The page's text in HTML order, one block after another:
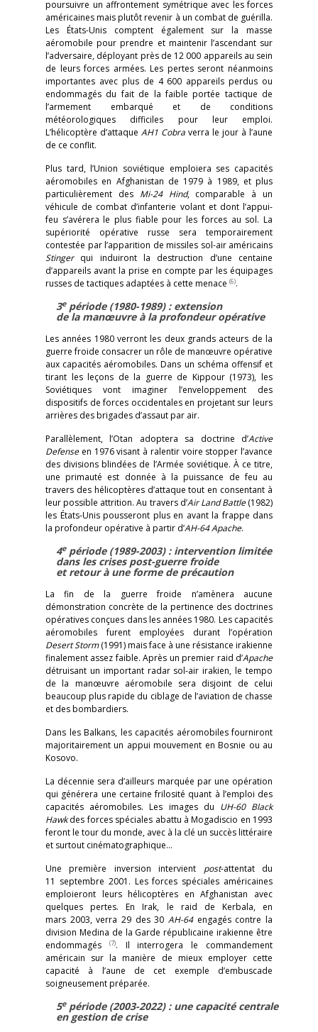
poursuivre un affrontement symétrique avec les forces
américaines mais plutôt revenir à un combat de guérilla.
Les États-Unis comptent également sur la masse
aéromobile pour prendre et maintenir l’ascendant sur
l’adversaire, déployant près de 12 000 appareils au sein
de leurs forces armées. Les pertes seront néanmoins
importantes avec plus de 4 600 appareils perdus ou
endommagés du fait de la faible portée tactique de
l’armement embarqué et de conditions
météorologiques difficiles pour leur emploi.
L’hélicoptère d’attaque AH1 Cobra verra le jour à l’aune
de ce conflit.
Plus tard, l’Union soviétique emploiera ses capacités
aéromobiles en Afghanistan de 1979 à 1989, et plus
particulièrement des Mi-24 Hind, comparable à un
véhicule de combat d’infanterie volant et dont l’appui-
feu s’avérera le plus fiable pour les forces au sol. La
supériorité opérative russe sera temporairement
contestée par l’apparition de missiles sol-air américains
Stingerqui induiront la destruction d’une centaine
d’appareils avant la prise en compte par les équipages
russes de tactiques adaptées à cette menace (6).
3epériode (1980-1989) : extension
de la manœuvre à la profondeur opérative
Les années 1980 verront les deux grands acteurs de la
guerre froide consacrer un rôle de manœuvre opérative
aux capacités aéromobiles. Dans un schéma offensif et
tirant les leçons de la guerre de Kippour (1973), les
Soviétiques vont imaginer l’enveloppement des
dispositifs de forces occidentales en projetant sur leurs
arrières des brigades d’assaut par air.
Parallèlement, l’Otan adoptera sa doctrine d’Active
Defense en 1976 visant à ralentir voire stopper l’avance
des divisions blindées de l’Armée soviétique. À ce titre,
une primauté est donnée à la puissance de feu au
travers des hélicoptères d’attaque tout en consentant à
leur possible attrition. Au travers d’Air Land Battle(1982)
les États-Unis pousseront plus en avant la frappe dans
la profondeur opérative à partir d’AH-64 Apache.
4epériode (1989-2003) : intervention limitée
dans les crises post-guerre froide
et retour à une forme de précaution
La fin de la guerre froide n’amènera aucune
démonstration concrète de la pertinence des doctrines
opératives conçues dans les années 1980. Les capacités
aéromobiles furent employées durant l’opération
Desert Storm(1991) mais face à une résistance irakienne
finalement assez faible. Après un premier raid d’Apache
détruisant un important radar sol-air irakien, le tempo
de la manœuvre aéromobile sera disjoint de celui
beaucoup plus rapide du ciblage de l’aviation de chasse
et des bombardiers.
Dans les Balkans, les capacités aéromobiles fourniront
majoritairement un appui mouvement en Bosnie ou au
Kosovo.
La décennie sera d’ailleurs marquée par une opération
qui générera une certaine frilosité quant à l’emploi des
capacités aéromobiles. Les images du UH-60 Black
Hawkdes forces spéciales abattu à Mogadiscio en 1993
feront le tour du monde, avec à la clé un succès littéraire
et surtout cinématographique…
Une première inversion intervient post-attentat du
11 septembre 2001. Les forces spéciales américaines
emploieront leurs hélicoptères en Afghanistan avec
quelques pertes. En Irak, le raid de Kerbala, en
mars 2003, verra 29 des 30 AH-64engagés contre la
division Medina de la Garde républicaine irakienne être
endommagés
(7). Il interrogera le commandement
américain sur la manière de mieux employer cette
capacité à l’aune de cet exemple d’embuscade
soigneusement préparée.
5epériode (2003-2022) : une capacité centrale
en gestion de crise